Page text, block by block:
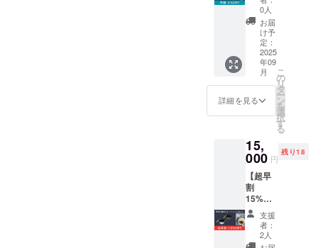
「伊豆
の極め
し」
チーム
よりお
礼の
メッ
セージ
・送料
２〜桜
葉と南
伊豆野
菜の潮
かつお
レー〜
（1食約
200g）
×10食
セット
ソトレ
シピス
テッ
カー
（商品
サイ
ズ：
8cm×8
cm、数
量：1
0人
お届
け予
定：
2025
年09
月
詳細を見る
こ
の
リ
タ
ー
ン
を
選
択
す
る
15,
000 円
残り18
【超早
割
15%OF
F】伊豆
の極め
し２×ソ
トレシ
支援
者：
2人